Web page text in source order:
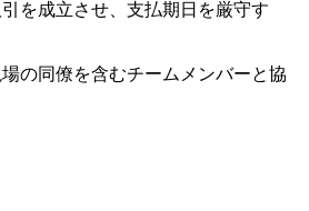
を成立させ、支払期日を厳守す
の同僚を含むチームメンバーと協